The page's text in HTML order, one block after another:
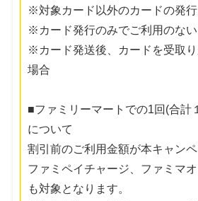
※対象カード以外のカードの発行
※カード発行のみでご利用のな
※カード発送後、カードを受取
場合
■ファミリーマートでの1回(合計
について
割引前のご利用金額が本キャンペ
ファミペイチャージ、ファミマ
も対象となります。